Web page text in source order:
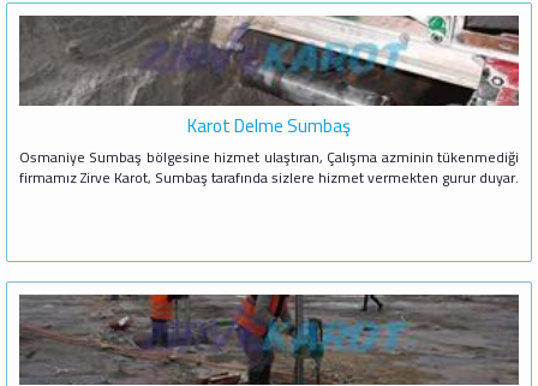
Karot Delme Sumbaş
Osmaniye Sumbaş bölgesine hizmet ulaştıran, Çalışma azminin tükenmediği
firmamız Zirve Karot, Sumbaş tarafında sizlere hizmet vermekten gurur duyar.